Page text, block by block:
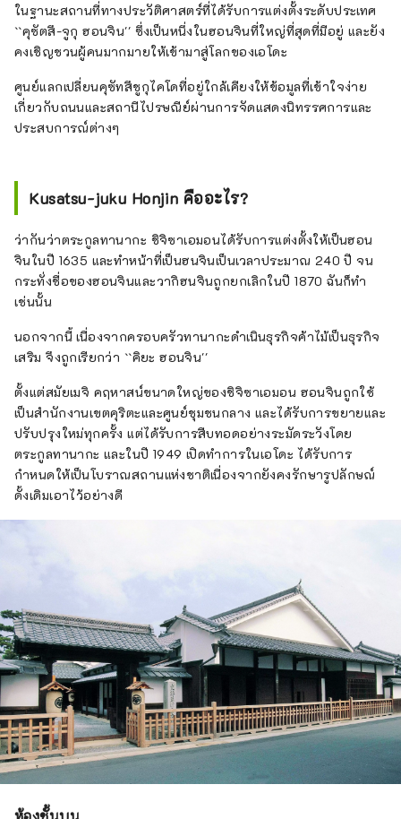
ในฐานะสถานที่ทางประวัติศาสตร์ที่ได้รับการแต่งตั้งระดับประเทศ
``คุซัตสึ-จูกุ ฮอนจิน'' ซึ่งเป็นหนึ่งในฮอนจินที่ใหญ่ที่สุดที่มีอยู่ และยัง
คงเชิญชวนผู้คนมากมายให้เข้ามาสู่โลกของเอโดะ
ศูนย์แลกเปลี่ยนคุซัทสึชูกุไคโดที่อยู่ใกล้เคียงให้ข้อมูลที่เข้าใจง่าย
เกี่ยวกับถนนและสถานีไปรษณีย์ผ่านการจัดแสดงนิทรรศการและ
ประสบการณ์ต่างๆ
Kusatsu-juku Honjin คืออะไร?
ว่ากันว่าตระกูลทานากะ ชิจิซาเอมอนได้รับการแต่งตั้งให้เป็นฮอน
จินในปี 1635 และทำหน้าที่เป็นฮนจินเป็นเวลาประมาณ 240 ปี จน
กระทั่งชื่อของฮอนจินและวากิฮนจินถูกยกเลิกในปี 1870 ฉันก็ทำ
เช่นนั้น
นอกจากนี้ เนื่องจากครอบครัวทานากะดำเนินธุรกิจค้าไม้เป็นธุรกิจ
เสริม จึงถูกเรียกว่า ``คิยะ ฮอนจิน''
ตั้งแต่สมัยเมจิ คฤหาสน์ขนาดใหญ่ของชิจิซาเอมอน ฮอนจินถูกใช้
เป็นสำนักงานเขตคุริตะและศูนย์ชุมชนกลาง และได้รับการขยายและ
ปรับปรุงใหม่ทุกครั้ง แต่ได้รับการสืบทอดอย่างระมัดระวังโดย
ตระกูลทานากะ และในปี 1949 เปิดทำการในเอโดะ ได้รับการ
กำหนดให้เป็นโบราณสถานแห่งชาติเนื่องจากยังคงรักษารูปลักษณ์
ดั้งเดิมเอาไว้อย่างดี